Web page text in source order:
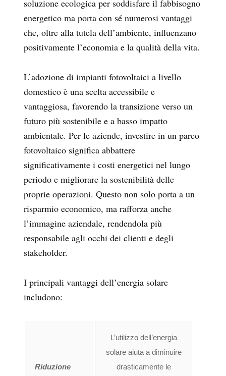
soluzione ecologica per soddisfare il fabbisogno
energetico ma porta con sé numerosi vantaggi
che, oltre alla tutela dell’ambiente, influenzano
positivamente l’economia e la qualità della vita.
L’adozione di impianti fotovoltaici a livello
domestico è una scelta accessibile e
vantaggiosa, favorendo la transizione verso un
futuro più sostenibile e a basso impatto
ambientale. Per le aziende, investire in un parco
fotovoltaico significa abbattere
significativamente i costi energetici nel lungo
periodo e migliorare la sostenibilità delle
proprie operazioni. Questo non solo porta a un
risparmio economico, ma rafforza anche
l’immagine aziendale, rendendola più
responsabile agli occhi dei clienti e degli
stakeholder.
I principali vantaggi dell’energia solare
includono:
Riduzione
L’utilizzo dell’energia
solare aiuta a diminuire
drasticamente le